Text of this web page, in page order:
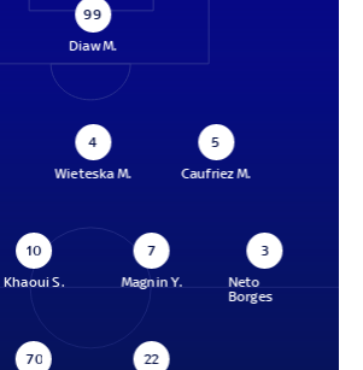
99
Diaw M.
4
Wieteska M.
5
Caufriez M.
10
Khaoui S.
7
Magnin Y.
3
Neto
Borges
22
70